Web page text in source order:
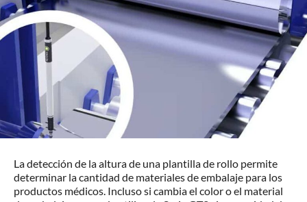
La detección de la altura de una plantilla de rollo permite
determinar la cantidad de materiales de embalaje para los
productos médicos. Incluso si cambia el color o el material